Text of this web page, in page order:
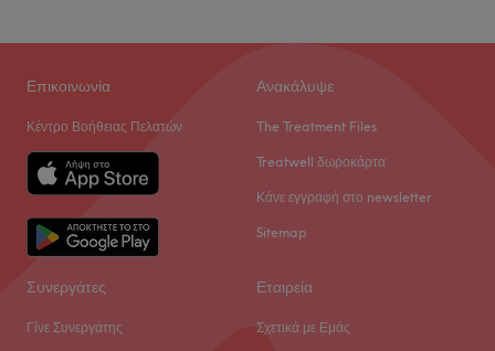
Επικοινωνία
Κέντρο Βοήθειας Πελατών
Ανακάλυψε
The Treatment Files
Treatwell δωροκάρτα
Κάνε εγγραφή στο newsletter
Sitemap
Συνεργάτες
Γίνε Συνεργάτης
Εταιρεία
Σχετικά με Εμάς